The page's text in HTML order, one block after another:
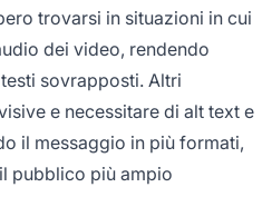
trovarsi in situazioni in cui
dei video, rendendo
sovrapposti. Altri
e necessitare di alt text e
il messaggio in più formati,
pubblico più ampio